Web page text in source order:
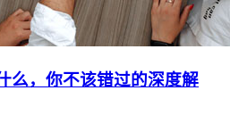
么，你不该错过的深度解